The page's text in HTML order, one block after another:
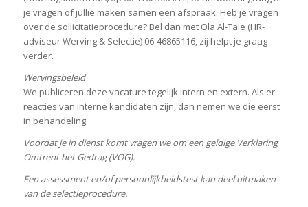
je vragen of jullie maken samen een afspraak. Heb je vragen
over de sollicitatieprocedure? Bel dan met Ola Al-Taie (HR-
adviseur Werving & Selectie) 06-46865116, zij helpt je graag
verder.
Wervingsbeleid
We publiceren deze vacature tegelijk intern en extern. Als er
reacties van interne kandidaten zijn, dan nemen we die eerst
in behandeling.
Voordat je in dienst komt vragen we om een geldige Verklaring
Omtrent het Gedrag (VOG).
Een assessment en/of persoonlijkheidstest kan deel uitmaken
van de selectieprocedure.